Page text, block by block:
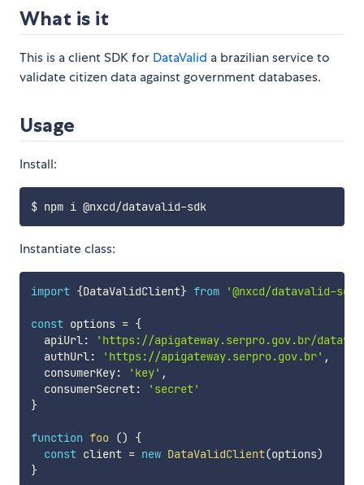
What is it
This is a client SDK for DataValid a brazilian service to
validate citizen data against government databases.
Usage
Install:
$ npm i @nxcd/datavalid-sdk
Instantiate class:
import {DataValidClient} from '@nxcd/datavalid-sdk'
const options = {
  apiUrl
:
'https://apigateway.serpro.gov.br/
  authUrl
: 'https://apigateway.serpro.gov.br' ,
  consumerKey
: 'key' ,
  consumerSecret
:
'secret'
}
function foo ()
{
const client = new DataValidClient(options)
}